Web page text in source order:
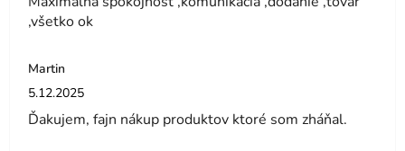
,všetko ok
Martin
Hodnotenie obchodu je 5 z 5 hviezdičiek.
5.12.2025
Ďakujem, fajn nákup produktov ktoré som zháňal.